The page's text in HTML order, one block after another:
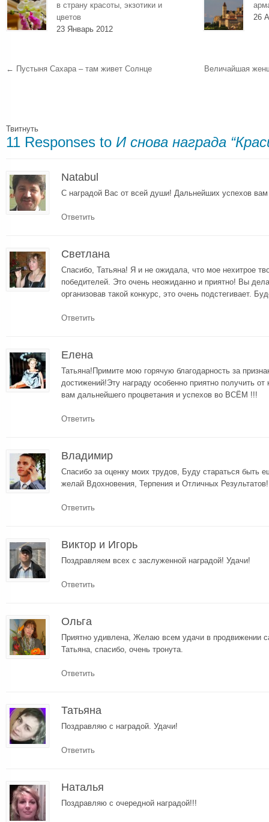
в страну красоты, экзотики и
цветов
23 Январь 2012
26
← Пустыня Сахара – там живет Солнце Величайшая
Твитнуть
11 Responses to И снова награда
Natabul
С наградой Вас от всей души! Дальнейших успехов
Ответить
Светлана
Спасибо, Татьяна! Я и не ожидала, что мое нехитрое
победителей. Это очень неожиданно и приятно! Вы
организовав такой конкурс, это очень подстегивает.
Ответить
Елена
Татьяна!Примите мою горячую благодарность за
достижений!Эту награду особенно приятно получить
вам дальнейшего процветания и успехов во ВСЁМ !!!
Ответить
Владимир
Спасибо за оценку моих трудов, Буду стараться быть
желай Вдохновения, Терпения и Отличных Результатов!
Ответить
Виктор и Игорь
Поздравляем всех с заслуженной наградой! Удачи!
Ответить
Ольга
Приятно удивлена, Желаю всем удачи в продвижении
Татьяна, спасибо, очень тронута.
Ответить
Татьяна
Поздравляю с наградой. Удачи!
Ответить
Наталья
Поздравляю с очередной наградой!!!